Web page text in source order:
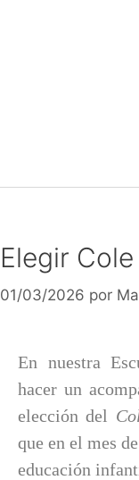
Elegir
01/03/2026 por
En nuestra
hacer un
elección del
que en el mes
educación